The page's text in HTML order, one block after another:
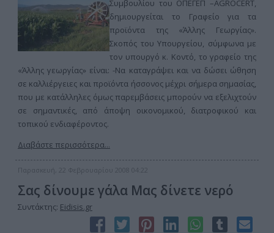
Συμβουλίου του ΟΠΕΓΕΠ –AGROCERT,
δημιουργείται το Γραφείο για τα
προϊόντα της «Άλλης Γεωργίας».
Σκοπός του Υπουργείου, σύμφωνα με
τον υπουργό κ. Κοντό, το γραφείο της
«Άλλης γεωργίας» είναι: -Να καταγράψει και να δώσει ώθηση
σε καλλιέργειες και προϊόντα ήσσονος μέχρι σήμερα σημασίας,
που με κατάλληλες όμως παρεμβάσεις μπορούν να εξελιχτούν
σε σημαντικές, από άποψη οικονομικού, διατροφικού και
τοπικού ενδιαφέροντος.
Διαβάστε περισσότερα...
Παρασκευή, 22 Φεβρουαρίου 2008 04:22
Σας δίνουμε γάλα Μας δίνετε νερό
Συντάκτης: Eidisis.gr